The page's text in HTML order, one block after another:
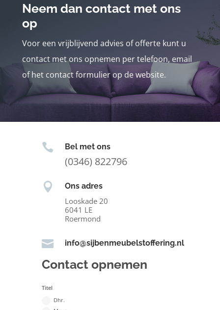
Neem dan contact met ons
op
Voor een vrijblijvend advies of offerte kunt u
contact met ons opnemen per telefoon, email
of het contact formulier op de website.
 Bel met ons
(0346) 822796
 Ons adres
Looskade 20
6041 LE
Roermond
 info@sijbenmeubelstoffering.nl
Contact opnemen
Titel
Dhr.